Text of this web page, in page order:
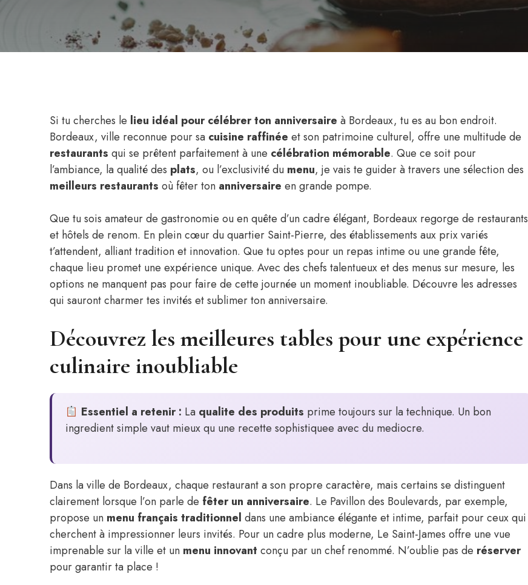
Si tu cherches le lieu idéal pour célébrer ton anniversaire à Bordeaux, tu es au bon endroit.
Bordeaux, ville reconnue pour sa cuisine raffinée et son patrimoine culturel, offre une multitude de
restaurants qui se prêtent parfaitement à une célébration mémorable. Que ce soit pour
l’ambiance, la qualité des plats, ou l’exclusivité du menu, je vais te guider à travers une sélection des
meilleurs restaurants où fêter ton anniversaire en grande pompe.
Que tu sois amateur de gastronomie ou en quête d’un cadre élégant, Bordeaux regorge de restaurants
et hôtels de renom. En plein cœur du quartier Saint-Pierre, des établissements aux prix variés
t’attendent, alliant tradition et innovation. Que tu optes pour un repas intime ou une grande fête,
chaque lieu promet une expérience unique. Avec des chefs talentueux et des menus sur mesure, les
options ne manquent pas pour faire de cette journée un moment inoubliable. Découvre les adresses
qui sauront charmer tes invités et sublimer ton anniversaire.
Découvrez les meilleures tables pour une expérience
culinaire inoubliable
Essentiel a retenir : La qualite des produits prime toujours sur la technique. Un bon
ingredient simple vaut mieux qu une recette sophistiquee avec du mediocre.
Dans la ville de Bordeaux, chaque restaurant a son propre caractère, mais certains se distinguent
clairement lorsque l’on parle de fêter un anniversaire. Le Pavillon des Boulevards, par exemple,
propose un menu français traditionnel dans une ambiance élégante et intime, parfait pour ceux qui
cherchent à impressionner leurs invités. Pour un cadre plus moderne, Le Saint-James offre une vue
imprenable sur la ville et un menu innovant conçu par un chef renommé. N’oublie pas de réserver
pour garantir ta place !